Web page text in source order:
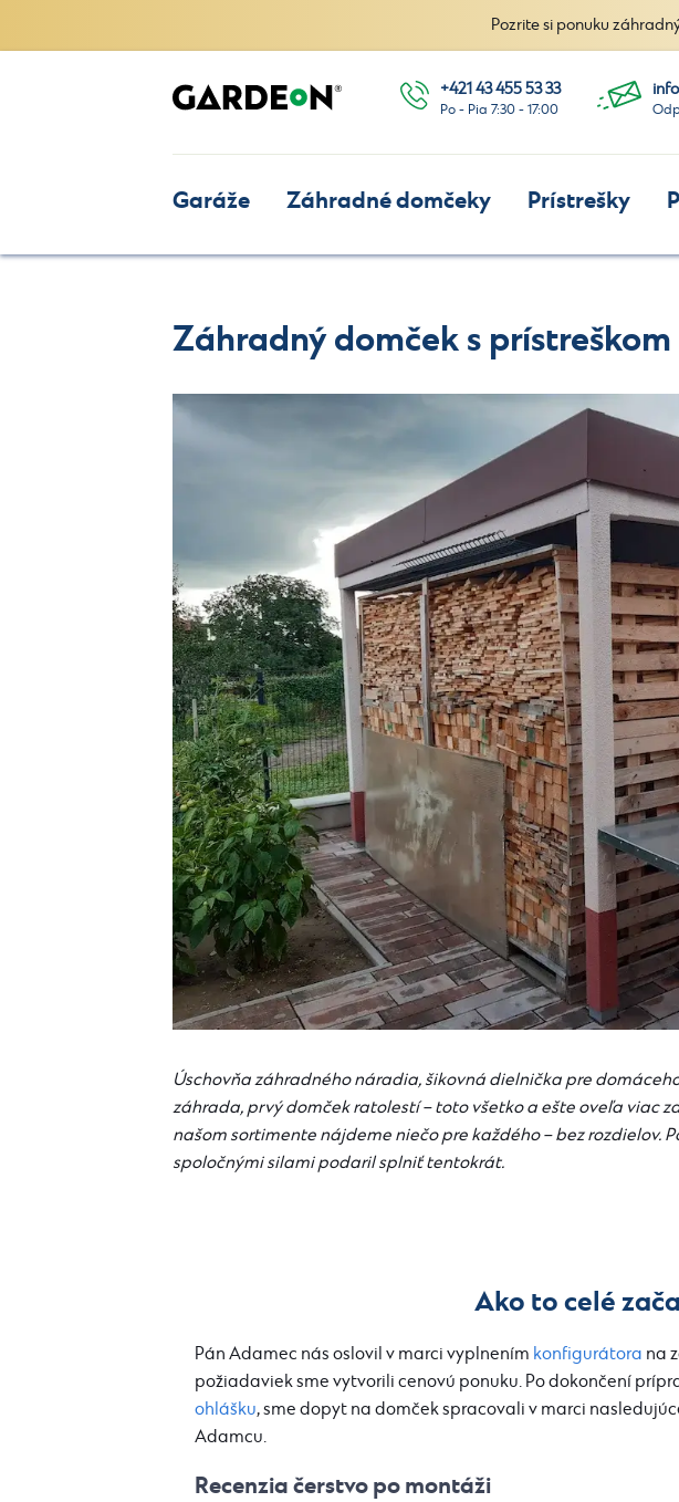
Pozrite si ponuku
+421 43 455 53 33
Po - Pia 7:30 - 17:00
Garáže Záhradné domčeky Prístrešky
Záhradný domček s
Úschovňa záhradného náradia, šikovná dielnička pre
záhrada, prvý domček ratolestí – toto všetko a ešte oveľa viac
našom sortimente nájdeme niečo pre každého – bez rozdielov.
spoločnými silami podaril splniť tentokrát.
Ako to celé
Pán Adamec nás oslovil v marci vyplnením konfigurátora na
požiadaviek sme vytvorili cenovú ponuku. Po dokončení
ohlášku, sme dopyt na domček spracovali v marci
Adamcu.
Recenzia čerstvo po montáži